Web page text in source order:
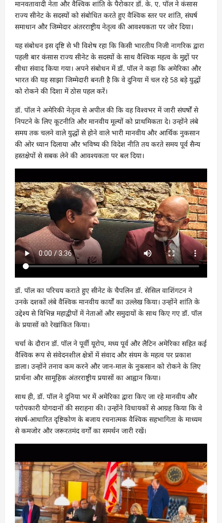
मानवतावादी नेता और वैश्विक शांति के पैरोकार डॉ. के. ए. पॉल ने कंसास
राज्य सीनेट के सदस्यों को संबोधित करते हुए वैश्विक स्तर पर शांति, संघर्ष
समाधान और जिम्मेदार अंतरराष्ट्रीय नेतृत्व की आवश्यकता पर जोर दिया।
यह संबोधन इस दृष्टि से भी विशेष रहा कि किसी भारतीय निजी नागरिक द्वारा
पहली बार कंसास राज्य सीनेट के सदस्यों के साथ वैश्विक महत्व के मुद्दों पर
सीधा संवाद किया गया। अपने संबोधन में डॉ. पॉल ने कहा कि अमेरिका और
भारत की यह साझा जिम्मेदारी बनती है कि वे दुनिया में चल रहे 58 बड़े युद्धों
को रोकने की दिशा में ठोस पहल करें।
डॉ. पॉल ने अमेरिकी नेतृत्व से अपील की कि वह विश्वभर में जारी संघर्षों से
निपटने के लिए कूटनीति और मानवीय मूल्यों को प्राथमिकता दे। उन्होंने लंबे
समय तक चलने वाले युद्धों से होने वाले भारी मानवीय और आर्थिक नुकसान
की ओर ध्यान दिलाया और भविष्य की विदेश नीति तय करते समय पूर्व सैन्य
हस्तक्षेपों से सबक लेने की आवश्यकता पर बल दिया।
डॉ. पॉल का परिचय कराते हुए सीनेट के चैपलिन डॉ. सेसिल वाशिंगटन ने
उनके दशकों लंबे वैश्विक मानवीय कार्यों का उल्लेख किया। उन्होंने शांति के
उद्देश्य से विभिन्न महाद्वीपों में नेताओं और समुदायों के साथ किए गए डॉ. पॉल
के प्रयासों को रेखांकित किया।
चर्चा के दौरान डॉ. पॉल ने पूर्वी यूरोप, मध्य पूर्व और लैटिन अमेरिका सहित कई
वैश्विक रूप से संवेदनशील क्षेत्रों में संवाद और संयम के महत्व पर प्रकाश
डाला। उन्होंने तनाव कम करने और जान-माल के नुकसान को रोकने के लिए
प्रार्थना और सामूहिक अंतरराष्ट्रीय प्रयासों का आह्वान किया।
साथ ही, डॉ. पॉल ने दुनिया भर में अमेरिका द्वारा किए जा रहे मानवीय और
परोपकारी योगदानों की सराहना की। उन्होंने विधायकों से आग्रह किया कि वे
संघर्ष-आधारित दृष्टिकोण के बजाय रचनात्मक वैश्विक सहभागिता के माध्यम
से कमजोर और जरूरतमंद वर्गों का समर्थन जारी रखें।